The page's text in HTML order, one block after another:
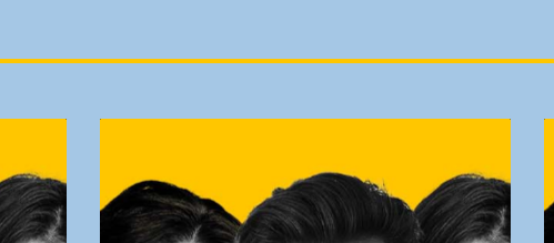
fast_forward 00:00:00 Starting here - Intro